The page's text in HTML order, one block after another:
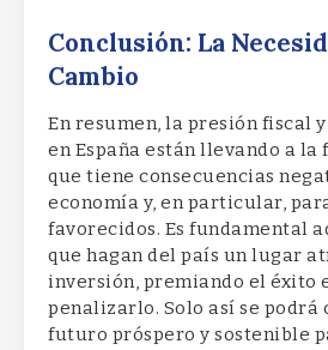
Conclusión: La
Cambio
En resumen, la presión fiscal
en España están llevando a la
que tiene consecuencias
economía y, en particular,
favorecidos. Es fundamental
que hagan del país un lugar
inversión, premiando el éxito
penalizarlo. Solo así se
futuro próspero y sostenible